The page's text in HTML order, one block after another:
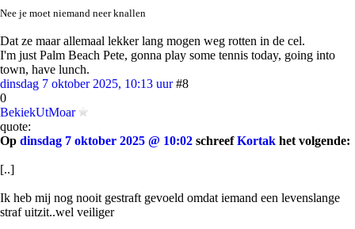
Nee je moet niemand neer knallen
Dat ze maar allemaal lekker lang mogen weg rotten in de cel.
I'm just Palm Beach Pete, gonna play some tennis today, going into
town, have lunch.
dinsdag 7 oktober 2025, 10:13 uur #8
0
BekiekUtMoar
quote:
Op dinsdag 7 oktober 2025 @ 10:02 schreefKortak het volgende:
[..]
Ik heb mij nog nooit gestraft gevoeld omdat iemand een levenslange
straf uitzit..wel veiliger